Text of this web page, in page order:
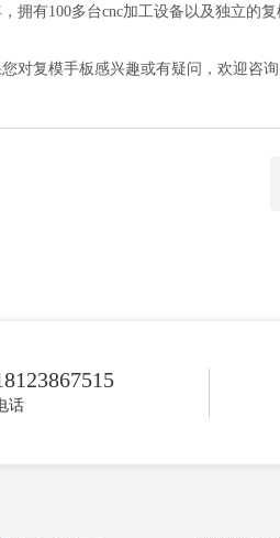
有100多台cnc加工设备以及独立的
复模手板感兴趣或有疑问，欢迎咨询
话